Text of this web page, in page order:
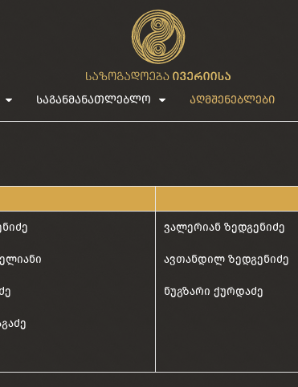
საგანმანათლებლო აღმშენებლები
ვალერიან ზედგენიძე
ავთანდილ ზედგენიძე
ნუგზარი ქურდაძე